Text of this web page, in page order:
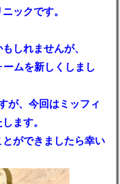
ックです。
しれませんが、
ムを新しくしまし
が、今回はミッフィ
ます。
ができましたら幸い